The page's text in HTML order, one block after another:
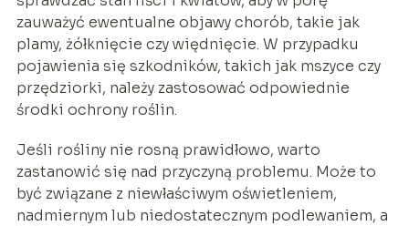
zauważyć ewentualne objawy chorób, takie jak
plamy, żółknięcie czy więdnięcie. W przypadku
pojawienia się szkodników, takich jak mszyce czy
przędziorki, należy zastosować odpowiednie
środki ochrony roślin.
Jeśli rośliny nie rosną prawidłowo, warto
zastanowić się nad przyczyną problemu. Może to
być związane z niewłaściwym oświetleniem,
nadmiernym lub niedostatecznym podlewaniem, a